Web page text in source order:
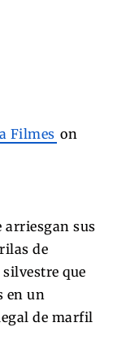
Filmes on
arriesgan sus
de
que
en un
de marfil